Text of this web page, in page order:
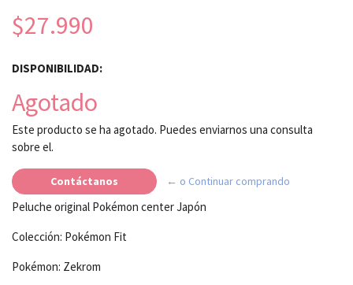
$27.990
DISPONIBILIDAD:
Agotado
Este producto se ha agotado. Puedes enviarnos una consulta
sobre el.
Contáctanos ← o Continuar comprando
Peluche original Pokémon center Japón
Colección: Pokémon Fit
Pokémon: Zekrom